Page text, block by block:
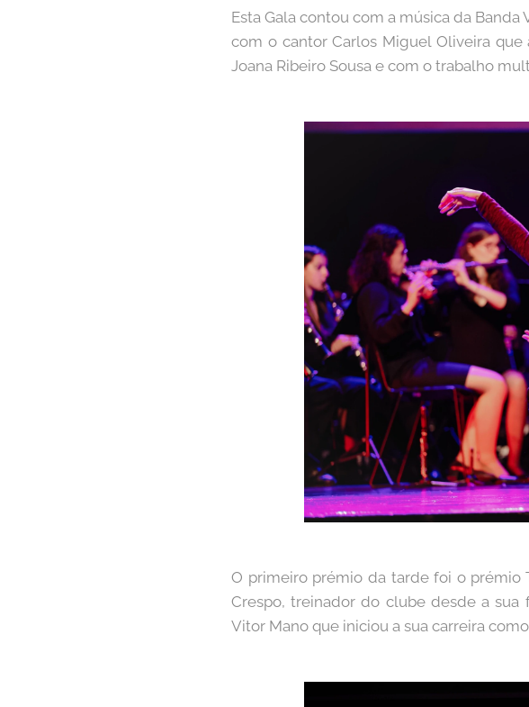
Esta Gala contou com a música da Banda
com o cantor Carlos Miguel Oliveira que
Joana Ribeiro Sousa e com o trabalho
O primeiro prémio da tarde foi o prémio
Crespo, treinador do clube desde a sua
Vitor Mano que iniciou a sua carreira